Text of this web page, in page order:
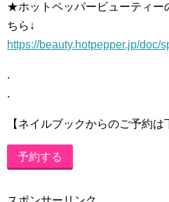
★ホットペッパービューティー
ちら↓
https://beauty.hotpepper.jp/doc/
.
.
【ネイルブックからのご予約は
予約する